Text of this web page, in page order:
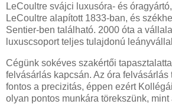
LeCoultre svájci luxusóra- és
LeCoultre alapított 1833-ban, és
Sentier-ben található. 2000 óta a
luxuscsoport teljes tulajdonú
Cégünk sokéves szakértői
felvásárlás kapcsán. Az óra felvásárlás
fontos a precizitás, éppen ezért
olyan pontos munkára törekszünk,